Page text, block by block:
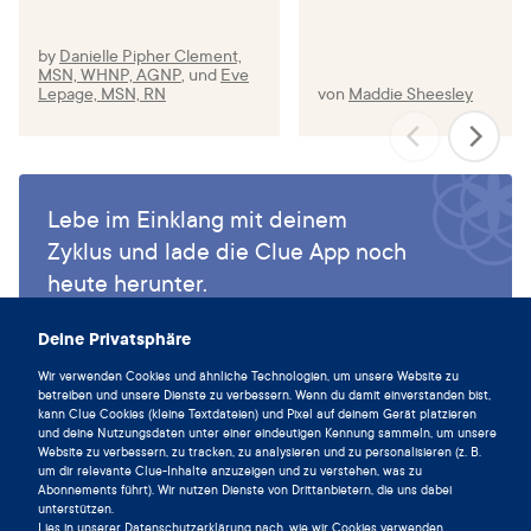
Deine Privatsphäre
Wir verwenden Cookies und ähnliche Technologien, um unsere Website zu
betreiben und unsere Dienste zu verbessern. Wenn du damit einverstanden bist,
kann Clue Cookies (kleine Textdateien) und Pixel auf deinem Gerät platzieren
und deine Nutzungsdaten unter einer eindeutigen Kennung sammeln, um unsere
Website zu verbessern, zu tracken, zu analysieren und zu personalisieren (z. B.
um dir relevante Clue-Inhalte anzuzeigen und zu verstehen, was zu
Abonnements führt). Wir nutzen Dienste von Drittanbietern, die uns dabei
unterstützen.
Lies in unserer Datenschutzerklärung nach, wie wir Cookies verwenden.
Hofmeister S, Bodden S. Premenstrual Syndrome and
Premenstrual Dysphoric Disorder. Am Fam Physician.
https://www.aaos.org/contentassets/1cd7f41417ec4dd4b
5c4c48532183b96/1184-the-impact-of-obesity-on-
bone-and-joint-health1.pdf
Curr Probl Pediatr Adolesc Health Care. 2022 Aug;52(8)
Kruse C, McKechnie T, Dworsky-Fried J, Sardar A,
Hacker G, Rattansi S, et al. Musculoskeletal
Manifestations of Perimenopause: A Systematic Review
and Meta-Analysis of 93,021 Women. JBJS Open Access.
2026 Mar;11(1):e25.00254.
Watt FE. Musculoskeletal pain and menopause. Post
by Danielle Pipher Clement,
MSN, WHNP, AGNP, und Eve
Lepage, MSN, RN
von Maddie Sheesley
Lebe im Einklang mit deinem
Zyklus und lade die Clue App noch
heute herunter.
Clue herunterladen